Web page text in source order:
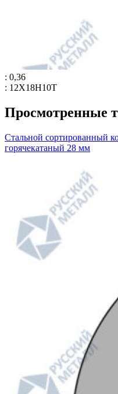
: 0,36
: 12Х18Н10Т
Просмотренные
Стальной сортированный
горячекатаный 28 мм